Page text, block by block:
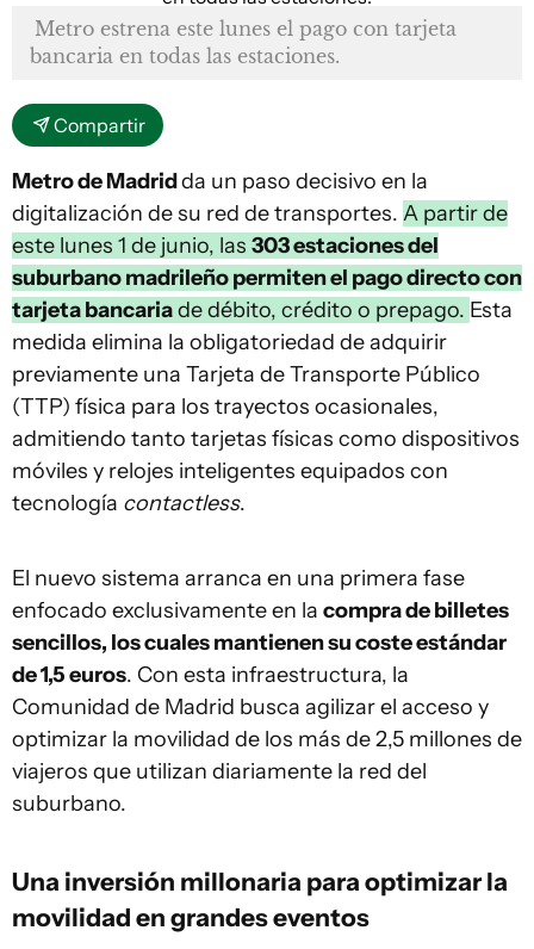
Metro estrena este lunes el pago con tarjeta
bancaria en todas las estaciones.
Compartir
Metro de Madridda un paso decisivo en la
digitalización de su red de transportes. A partir de
este lunes 1 de junio, las 303 estaciones del
suburbano madrileño permiten el pago directo con
tarjeta bancariade débito, crédito o prepago. Esta
medida elimina la obligatoriedad de adquirir
previamente una Tarjeta de Transporte Público
(TTP) física para los trayectos ocasionales,
admitiendo tanto tarjetas físicas como dispositivos
móviles y relojes inteligentes equipados con
tecnología contactless.
El nuevo sistema arranca en una primera fase
enfocado exclusivamente en la compra de billetes
sencillos, los cuales mantienen su coste estándar
de 1,5 euros. Con esta infraestructura, la
Comunidad de Madrid busca agilizar el acceso y
optimizar la movilidad de los más de 2,5 millones de
viajeros que utilizan diariamente la red del
suburbano.
Una inversión millonaria para optimizar la
movilidad en grandes eventos